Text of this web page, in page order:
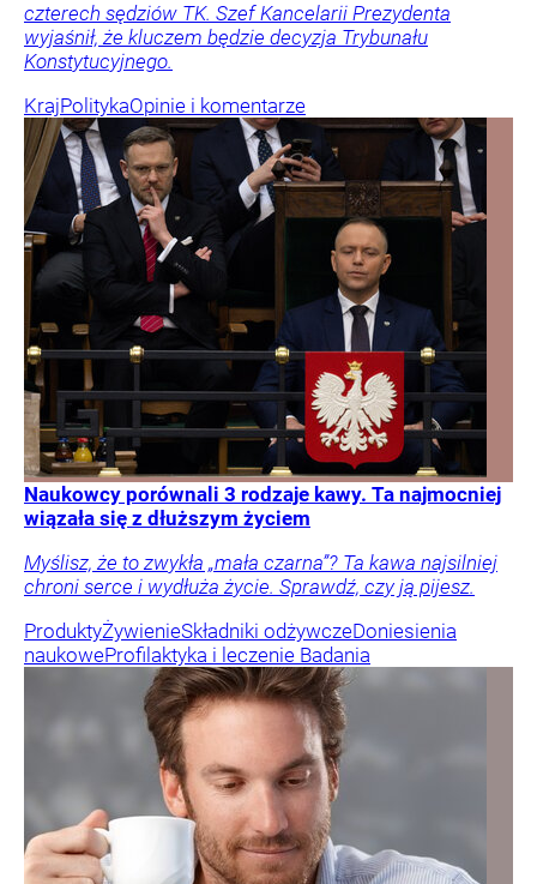
czterech sędziów TK. Szef Kancelarii Prezydenta
wyjaśnił, że kluczem będzie decyzja Trybunału
Konstytucyjnego.
KrajPolitykaOpinie i komentarze
Naukowcy porównali 3 rodzaje kawy. Ta najmocniej
wiązała się z dłuższym życiem
Myślisz, że to zwykła „mała czarna”? Ta kawa najsilniej
chroni serce i wydłuża życie. Sprawdź, czy ją pijesz.
ProduktyŻywienieSkładniki odżywczeDoniesienia
naukoweProfilaktyka i leczenie Badania